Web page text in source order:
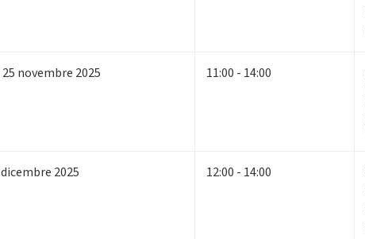
25 novembre 2025 11:00 - 14:00
dicembre 2025 12:00 - 14:00